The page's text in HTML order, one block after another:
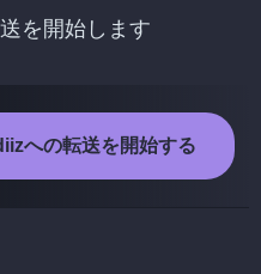
を開始します
への転送を開始する